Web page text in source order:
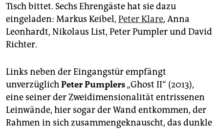
Tisch bittet. Sechs Ehrengäste hat sie dazu
eingeladen: Markus Keibel, Peter Klare, Anna
Leonhardt, Nikolaus List, Peter Pumpler und David
Richter.
Links neben der Eingangstür empfängt
unverzüglichPeter Pumplers„Ghost II“ (2013),
eine seiner der Zweidimensionalität entrissenen
Leinwände, hier sogar der Wand entkommen, der
Rahmen in sich zusammengeknauscht, das dunkle